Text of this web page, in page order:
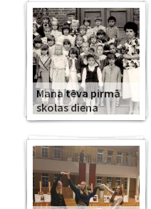
Mana tēva pirmā
skolas diena